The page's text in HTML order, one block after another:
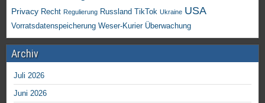
Privacy Recht Regulierung Russland TikTok Ukraine USA
Vorratsdatenspeicherung Weser-Kurier Überwachung
Archiv
Juli 2026
Juni 2026